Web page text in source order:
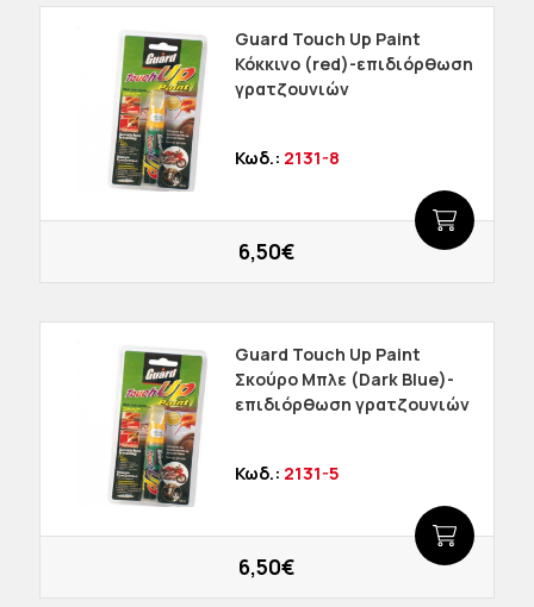
Guard Touch Up Paint
Κόκκινο (red)-επιδιόρθωση
γρατζουνιών
Κωδ.: 2131-8
6,50€
Guard Touch Up Paint
Σκούρο Μπλε (Dark Blue)-
επιδιόρθωση γρατζουνιών
Κωδ.: 2131-5
6,50€